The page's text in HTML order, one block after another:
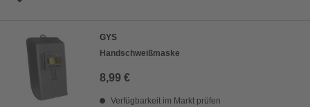
GYS
Handschweißmaske
8,99 €
Verfügbarkeit im Markt prüfen